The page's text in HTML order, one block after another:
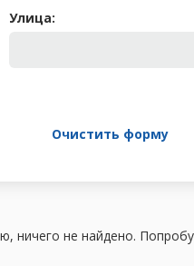
Улица:
Очистить форму
ничего не найдено.